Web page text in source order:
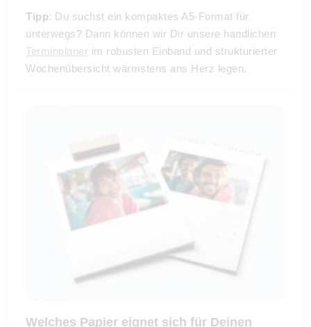
Tipp: Du suchst ein kompaktes A5-Format für
unterwegs? Dann können wir Dir unsere handlichen
Terminplaner im robusten Einband und strukturierter
Wochenübersicht wärmstens ans Herz legen.
Welches Papier eignet sich für Deinen